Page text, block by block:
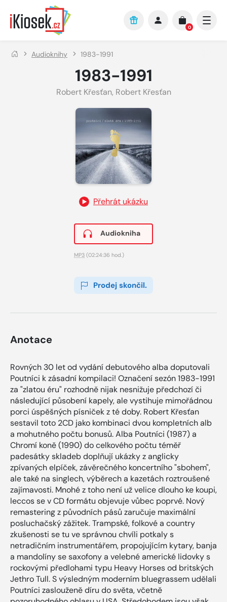
Přejít na hlavní obsah
0
Audioknihy 1983-1991
1983-1991
Robert Křesťan, Robert Křesťan
Přehrát ukázku
Audiokniha
MP3 (02:24:36 hod.)
Prodej skončil.
Anotace
Rovných 30 let od vydání debutového alba doputovali
Poutníci k zásadní kompilaci! Označení sezón 1983-1991
za "zlatou éru" rozhodně nijak nesnižuje předchozí či
následující působení kapely, ale vystihuje mimořádnou
porci úspěšných písniček z té doby. Robert Křesťan
sestavil toto 2CD jako kombinaci dvou kompletních alb
a mohutného počtu bonusů. Alba Poutníci (1987) a
Chromí koně (1990) do celkového počtu téměř
padesátky skladeb doplňují ukázky z anglicky
zpívaných elpíček, závěrečného koncertního "sbohem",
ale také na singlech, výběrech a kazetách roztroušené
zajímavosti. Mnohé z toho není už velice dlouho ke koupi,
leccos se v CD formátu objevuje vůbec poprvé. Nový
remastering z původních pásů zaručuje maximální
posluchačský zážitek. Trampské, folkové a country
zkušenosti se tu ve správnou chvíli potkaly s
netradičním instrumentářem, propojujícím kytary, banja
a mandolíny se saxofony a velebné americké lidovky s
rockovými předlohami typu Heavy Horses od britských
Jethro Tull. S výsledným moderním bluegrassem udělali
Poutníci zaslouženě díru do světa, včetně